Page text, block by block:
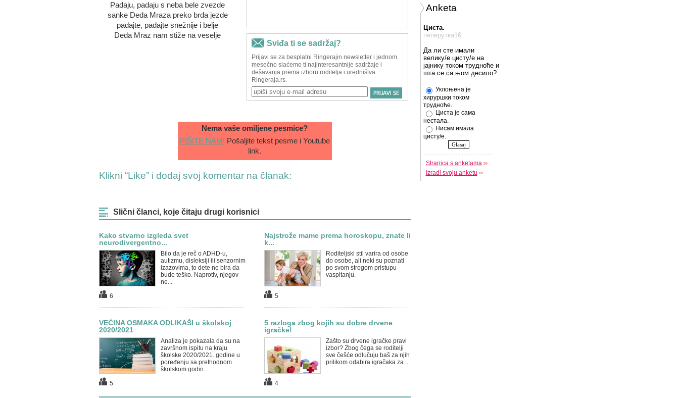
Padaju, padaju s neba bele zvezde
sanke Deda Mraza preko brda jezde
padajte, padajte snežnije i belje
Deda Mraz nam stiže na veselje
Nema vaše omiljene pesmice?
PIŠITE NAM! Pošaljite tekst pesme i Youtube
link.
Klikni “Like” i dodaj svoj komentar na članak:
Slični članci, koje čitaju drugi korisnici
Kako stvarno izgleda svet
neurodivergentno...
Bilo da je reč o ADHD-u,
autizmu, disleksiji ili senzornim
izazovima, to dete ne bira da
bude teško. Naprotiv, njegov
ne...
6
Najstrože mame prema horoskopu, znate li
k...
Roditeljski stil varira od osobe
do osobe, ali neki su poznati
po svom strogom pristupu
vaspitanju.
5
VEĆINA OSMAKA ODLIKAŠI u školskoj
2020/2021
Analiza je pokazala da su na
završnom ispitu na kraju
školske 2020/2021. godine u
poređenju sa prethodnom
školskom godin...
5
5 razloga zbog kojih su dobre drvene
igračke!
Zašto su drvene igračke pravi
izbor? Zbog čega se roditelji
sve češće odlučuju baš za njih
prilikom odabira igračaka za ...
4
Anketa
Циста.
пеперутка16
Да ли сте имали
велику/е цисту/е на
јајнику током трудноће и
шта се са њом десило?
Уклоњена је
хируршки током
трудноће.
Циста је сама
нестала.
Нисам имала
цисту/е.
Stranica s anketama
Izradi svoju anketu